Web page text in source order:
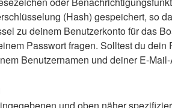
(Hash) gespeichert, so
zu deinem Benutzerkonto für das
Passwort fragen. Solltest du
Benutzernamen und deiner E-